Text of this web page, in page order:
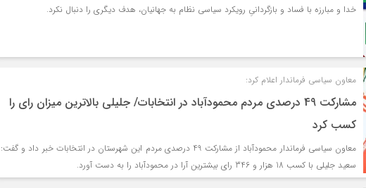
خدا و مبارزه با فساد و بازگردانیِ رویکرد سیاسی نظام به جهانیان، هدف دیگری را دنبال نکرد.
معاون سیاسی فرماندار اعلام کرد:
مشارکت 49 درصدی مردم محمودآباد در انتخابات/ جلیلی بالاترین میزان رای را
کسب کرد
معاون سیاسی فرماندار محمودآباد از مشارکت 49 درصدی مردم این شهرستان در انتخابات خبر داد و گفت:
سعید جلیلی با کسب 18 هزار و 346 رای بیشترین آرا در محمودآباد را به دست آورد.